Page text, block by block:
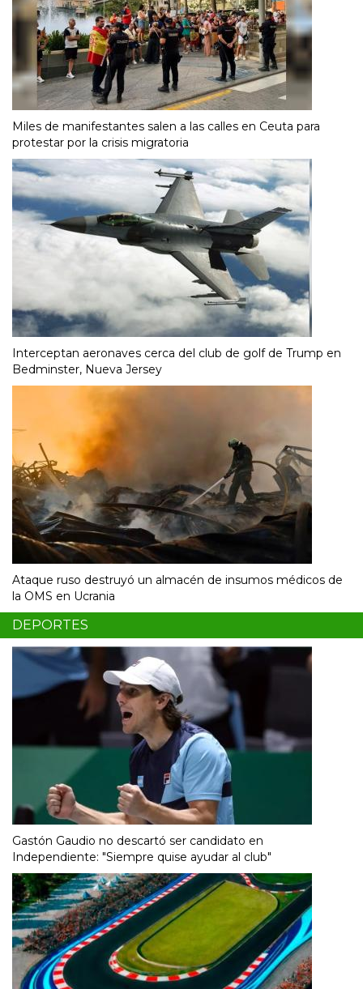
Miles de manifestantes salen a las calles en Ceuta para
protestar por la crisis migratoria
Interceptan aeronaves cerca del club de golf de Trump en
Bedminster, Nueva Jersey
Ataque ruso destruyó un almacén de insumos médicos de
la OMS en Ucrania
DEPORTES
Gastón Gaudio no descartó ser candidato en
Independiente: "Siempre quise ayudar al club"